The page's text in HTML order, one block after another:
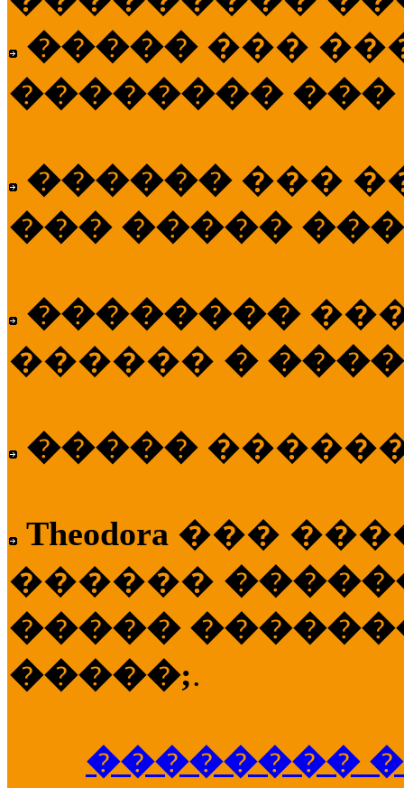
����� ���
�������� ���
������ ���
��� �����
��������
������ �
�����
Theodora ���
������
�����
�����;.
��������